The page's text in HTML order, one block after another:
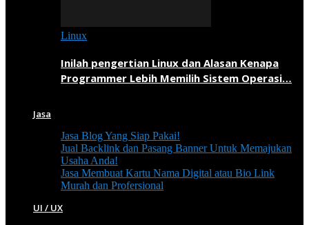
Linux
Inilah pengertian Linux dan Alasan Kenapa
Programmer Lebih Memilih Sistem Operasi…
Jasa
Jasa Blog Yang Siap Pakai!
Jual Backlink dan Pasang Banner Untuk Memajukan
Usaha Anda!
Jasa Membuat Kartu Nama Digital atau Bio Link
Murah dan Profersional
UI / UX